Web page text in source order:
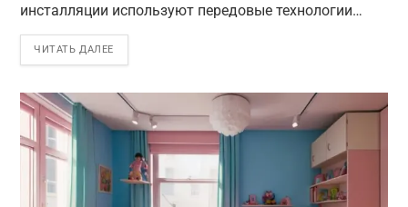
инсталляции используют передовые технологии…
ЧИТАТЬ ДАЛЕЕ